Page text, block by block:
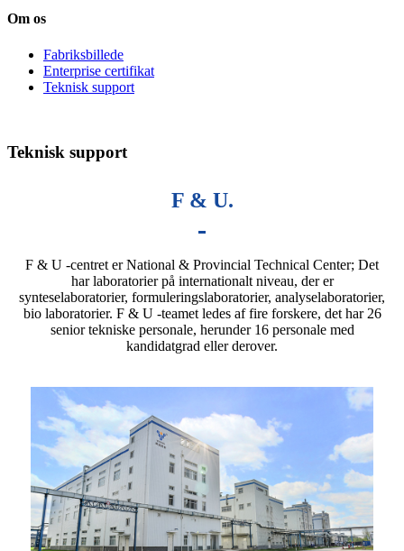
Om os
Fabriksbillede
Enterprise certifikat
Teknisk support
Teknisk support
F & U.
F & U -centret er National & Provincial Technical Center; Det
har laboratorier på internationalt niveau, der er
synteselaboratorier, formuleringslaboratorier, analyselaboratorier,
bio laboratorier. F & U -teamet ledes af fire forskere, det har 26
senior tekniske personale, herunder 16 personale med
kandidatgrad eller derover.